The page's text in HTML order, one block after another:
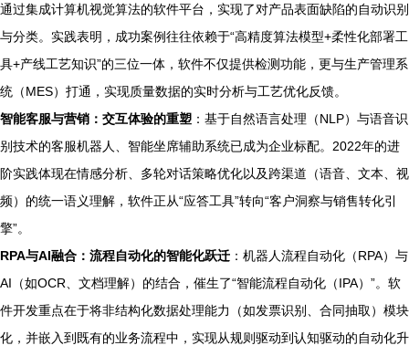
通过集成计算机视觉算法的软件平台，实现了对产品表面缺陷的自动识别
与分类。实践表明，成功案例往往依赖于“高精度算法模型+柔性化部署工
具+产线工艺知识”的三位一体，软件不仅提供检测功能，更与生产管理系
统（MES）打通，实现质量数据的实时分析与工艺优化反馈。
智能客服与营销：交互体验的重塑 ：基于自然语言处理（NLP）与语音识
别技术的客服机器人、智能坐席辅助系统已成为企业标配。2022年的进
阶实践体现在情感分析、多轮对话策略优化以及跨渠道（语音、文本、视
频）的统一语义理解，软件正从“应答工具”转向“客户洞察与销售转化引
擎”。
RPA与AI融合：流程自动化的智能化跃迁 ：机器人流程自动化（RPA）与
AI（如OCR、文档理解）的结合，催生了“智能流程自动化（IPA）”。软
件开发重点在于将非结构化数据处理能力（如发票识别、合同抽取）模块
化，并嵌入到既有的业务流程中，实现从规则驱动到认知驱动的自动化升